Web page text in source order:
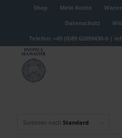
Shop Mein Konto
Datenschutz
Telefon: +49 (0)89 62099430-0 |
Sortieren nach Standard